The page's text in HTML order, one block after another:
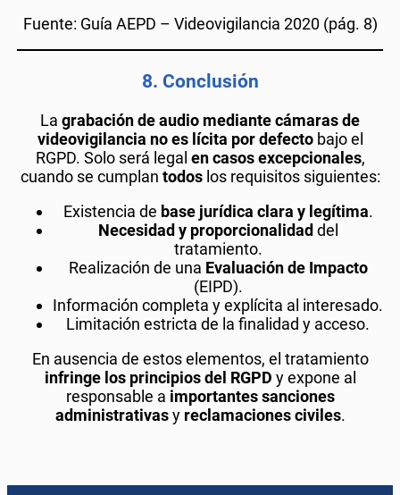
Fuente: Guía AEPD – Videovigilancia 2020 (pág. 8)
8. Conclusión
La grabación de audio mediante cámaras de
videovigilancia no es lícita por defectobajo el
RGPD. Solo será legal en casos excepcionales,
cuando se cumplan todoslos requisitos siguientes:
Existencia de base jurídica clara y legítima.
Necesidad y proporcionalidad del
tratamiento.
Realización de una Evaluación de Impacto
(EIPD).
Información completa y explícita al interesado.
Limitación estricta de la finalidad y acceso.
En ausencia de estos elementos, el tratamiento
infringe los principios del RGPD y expone al
responsable a importantes sanciones
administrativasy reclamaciones civiles.